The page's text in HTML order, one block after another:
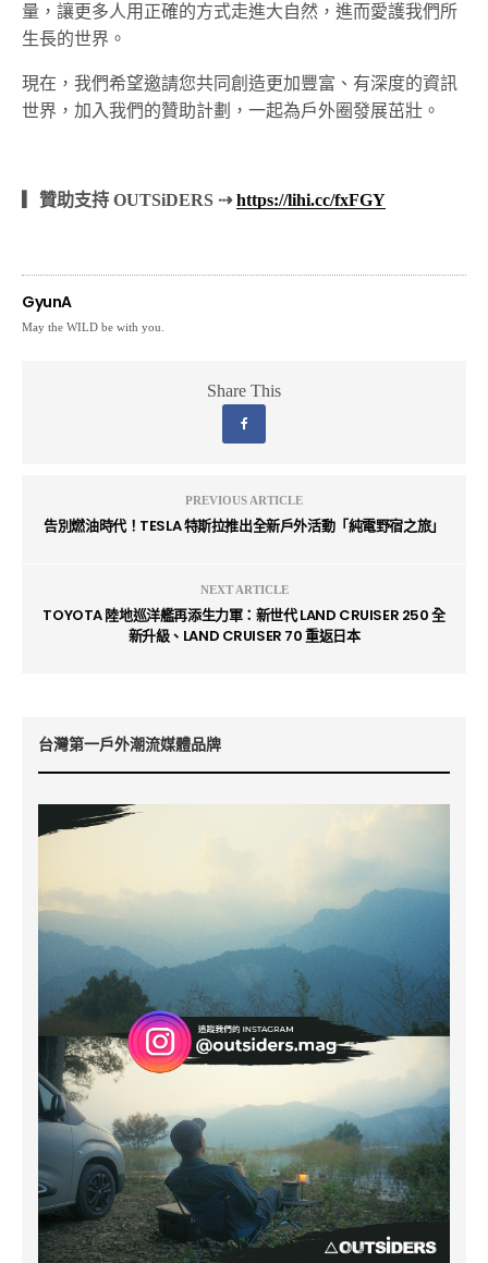
量，讓更多人用正確的方式走進大自然，進而愛護我們所
生長的世界。
現在，我們希望邀請您共同創造更加豐富、有深度的資訊
世界，加入我們的贊助計劃，一起為戶外圈發展茁壯。
▎贊助支持 OUTSiDERS ⇢https://lihi.cc/fxFGY
GyunA
May the WILD be with you.
Share This
PREVIOUS ARTICLE
告別燃油時代！TESLA 特斯拉推出全新戶外活動「純電野宿之旅」
NEXT ARTICLE
TOYOTA 陸地巡洋艦再添生力軍：新世代 LAND CRUISER 250 全
新升級、LAND CRUISER 70 重返日本
台灣第一戶外潮流媒體品牌